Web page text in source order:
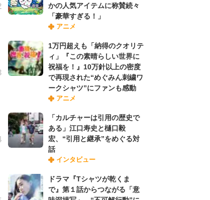
かの人気アイテムに称賛続々
「豪華すぎる！」
アニメ
1万円超えも「納得のクオリテ
ィ」『この素晴らしい世界に
祝福を！』10万針以上の密度
で再現された“めぐみん刺繍ワ
ークシャツ”にファンも感動
アニメ
「カルチャーは引用の歴史で
ある」江口寿史と樋口毅
宏、“引用と継承”をめぐる対
話
インタビュー
ドラマ『Tシャツが乾くま
で』第１話からつながる「意